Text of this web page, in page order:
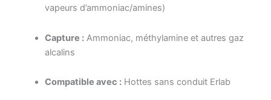
vapeurs d’ammoniac/amines)
Capture :Ammoniac, méthylamine et autres gaz
alcalins
Compatible avec :Hottes sans conduit Erlab